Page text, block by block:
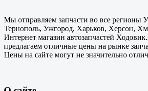
Мы отправляем запчасти во все
Тернополь, Ужгород, Харьков, Херсон,
Интернет магазин автозапчастей
предлагаем отличные цены на рынке
Цены на сайте могут не значительно